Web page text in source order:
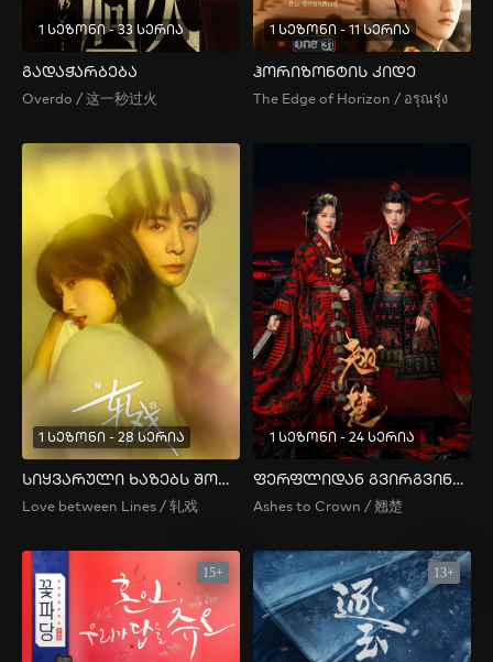
1 სეზონი - 33 სერია
გადაჭარბება
Overdo / 这一秒过火
1 სეზონი - 11 სერია
ჰორიზონტის კიდე
The Edge of Horizon / อรุณรุ่ง
1 სეზონი - 28 სერია
სიყვარული ხაზებს შორის
Love between Lines / 轧戏
1 სეზონი - 24 სერია
ფერფლიდან გვირგვინამდე
Ashes to Crown / 翘楚
15+ 13+